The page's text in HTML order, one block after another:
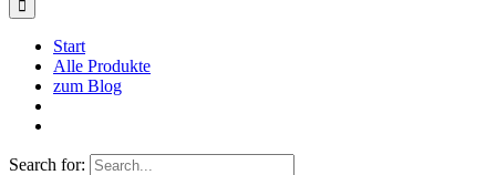
Start
Alle Produkte
zum Blog
Search for: